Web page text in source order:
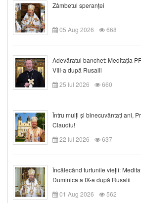
Zâmbetul speranței
05 Aug 2026 668
Adevăratul banchet: Meditația
VIII-a după Rusalii
25 Iul 2026
660
Întru mulți și binecuvântați ani,
Claudiu!
22 Iul 2026
637
Încălecând furtunile vieții:
Duminica a IX-a după Rusalii
01 Aug 2026
562